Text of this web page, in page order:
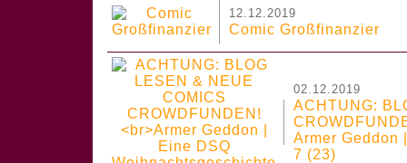
12.12.2019
Comic Großfinanzier
02.12.2019
ACHTUNG:
Armer Geddon
7 (23)